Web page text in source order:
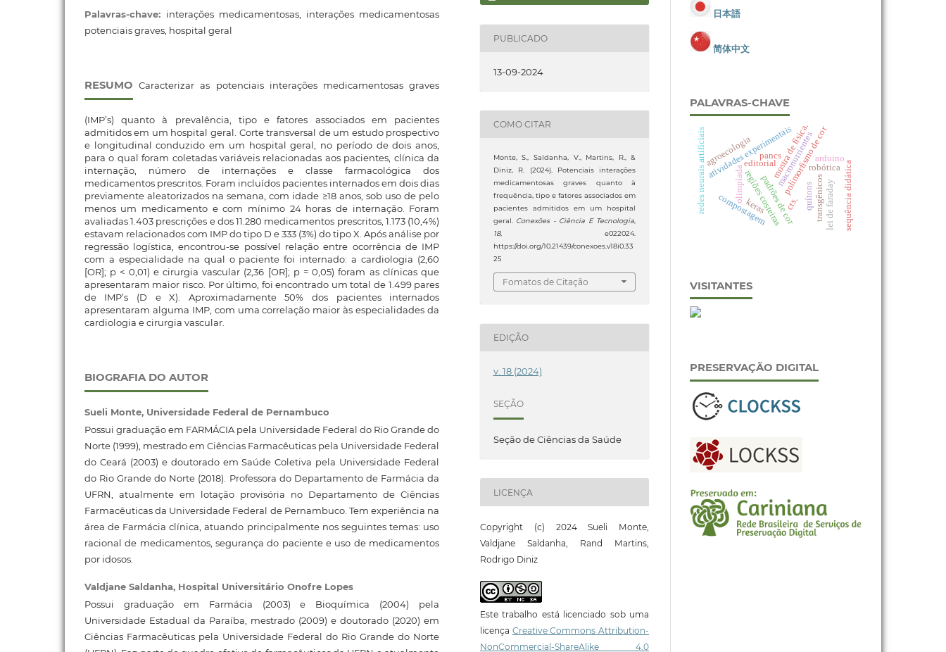
Palavras-chave: interações medicamentosas, interações medicamentosas
potenciais graves, hospital geral
RESUMO Caracterizar as potenciais interações medicamentosas graves
(IMP’s) quanto à prevalência, tipo e fatores associados em pacientes
admitidos em um hospital geral. Corte transversal de um estudo prospectivo
e longitudinal conduzido em um hospital geral, no período de dois anos,
para o qual foram coletadas variáveis relacionadas aos pacientes, clínica da
internação, número de internações e classe farmacológica dos
medicamentos prescritos. Foram incluídos pacientes internados em dois dias
previamente aleatorizados na semana, com idade ≥18 anos, sob uso de pelo
menos um medicamento e com mínimo 24 horas de internação. Foram
avaliadas 1.403 prescrições e dos 11.280 medicamentos prescritos, 1.173 (10,4%)
estavam relacionados com IMP do tipo D e 333 (3%) do tipo X. Após análise por
regressão logística, encontrou-se possível relação entre ocorrência de IMP
com a especialidade na qual o paciente foi internado: a cardiologia (2,60
[OR]; p < 0,01) e cirurgia vascular (2,36 [OR]; p = 0,05) foram as clínicas que
apresentaram maior risco. Por último, foi encontrado um total de 1.499 pares
de IMP’s (D e X). Aproximadamente 50% dos pacientes internados
apresentaram alguma IMP, com uma correlação maior às especialidades da
cardiologia e cirurgia vascular.
BIOGRAFIA DO AUTOR
Sueli Monte, Universidade Federal de Pernambuco
Possui graduação em FARMÁCIA pela Universidade Federal do Rio Grande do
Norte (1999), mestrado em Ciências Farmacêuticas pela Universidade Federal
do Ceará (2003) e doutorado em Saúde Coletiva pela Universidade Federal
do Rio Grande do Norte (2018). Professora do Departamento de Farmácia da
UFRN, atualmente em lotação provisória no Departamento de Ciências
Farmacêuticas da Universidade Federal de Pernambuco. Tem experiência na
área de Farmácia clínica, atuando principalmente nos seguintes temas: uso
racional de medicamentos, segurança do paciente e uso de medicamentos
por idosos.
Valdjane Saldanha, Hospital Universitário Onofre Lopes
Possui graduação em Farmácia (2003) e Bioquímica (2004) pela
Universidade Estadual da Paraíba, mestrado (2009) e doutorado (2020) em
Ciências Farmacêuticas pela Universidade Federal do Rio Grande do Norte
PUBLICADO
13-09-2024
COMO CITAR
Monte, S., Saldanha, V., Martins, R., &
Diniz, R. (2024). Potenciais interações
medicamentosas graves quanto à
frequência, tipo e fatores associados em
pacientes admitidos em um hospital
geral. Conexões - Ciência E Tecnologia,
18, e022024.
https://doi.org/10.21439/conexoes.v18i0.33
25
Fomatos de Citação
EDIÇÃO
v. 18 (2024)
SEÇÃO
Seção de Ciências da Saúde
LICENÇA
Copyright (c) 2024 Sueli Monte,
Valdjane Saldanha, Rand Martins,
Rodrigo Diniz
Este trabalho está licenciado sob uma
licença Creative Commons Attribution-
NonCommercial-ShareAlike 4.0
日本語
简体中文
PALAVRAS-CHAVE
editorial
padrões de cor
atividades experimentais
mostra de física.
polimorfismo de cor
quítons
regiões costeiras
olimpíada robótica
redes neurais artificiais keras sequência didática
transgênicos
cts.
agroecologia
compostagem lei de faraday
arduino
pancsmacronutrientes
VISITANTES
PRESERVAÇÃO DIGITAL